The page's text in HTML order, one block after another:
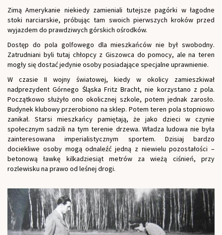
Zimą Amerykanie niekiedy zamieniali tutejsze pagórki w łagodne
stoki narciarskie, próbując tam swoich pierwszych kroków przed
wyjazdem do prawdziwych górskich ośrodków.
Dostęp do pola golfowego dla mieszkańców nie był swobodny.
Zatrudniani byli tutaj chłopcy z Giszowca do pomocy, ale na teren
mogły się dostać jedynie osoby posiadające specjalne uprawnienie.
W czasie II wojny światowej, kiedy w okolicy zamieszkiwał
nadprezydent Górnego Śląska Fritz Bracht, nie korzystano z pola.
Początkowo służyło ono okolicznej szkole, potem jednak zarosło.
Budynek klubowy przerobiono na sklep. Potem teren pola stopniowo
zanikał. Starsi mieszkańcy pamiętają, że jako dzieci w czynie
społecznym sadzili na tym terenie drzewa. Władza ludowa nie była
zainteresowana imperialistycznym sportem. Dzisiaj bardzo
dociekliwe osoby mogą odnaleźć jedną z niewielu pozostałości –
betonową ławkę kilkadziesiąt metrów za wieżą ciśnień, przy
rozlewisku na prawo od leśnej drogi.